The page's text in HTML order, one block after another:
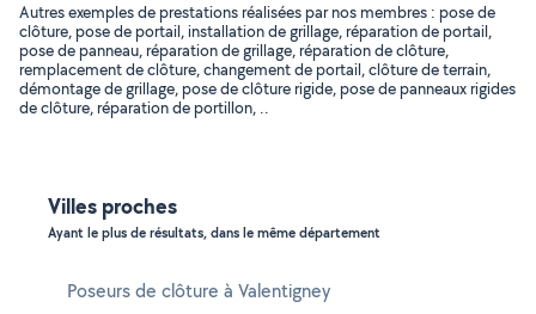
Autres exemples de prestations réalisées par nos membres : pose de
clôture, pose de portail, installation de grillage, réparation de portail,
pose de panneau, réparation de grillage, réparation de clôture,
remplacement de clôture, changement de portail, clôture de terrain,
démontage de grillage, pose de clôture rigide, pose de panneaux rigides
de clôture, réparation de portillon, ..
Villes proches
Ayant le plus de résultats, dans le même département
Poseurs de clôture à Valentigney